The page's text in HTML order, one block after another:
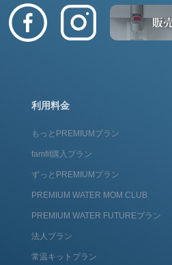
利用料金
もっとPREMIUMプラン
famfit購入プラン
ずっとPREMIUMプラン
PREMIUM WATER MOM CLUB
PREMIUM WATER FUTUREプラン
法人プラン
常温キットプラン